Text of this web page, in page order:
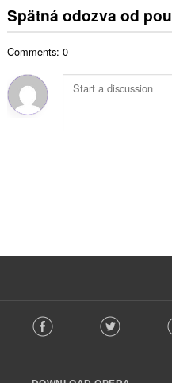
Spätná odozva od
Comments: 0
o Facebook Twitter